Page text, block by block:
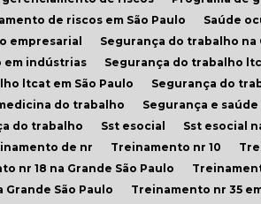
de riscos em São Paulo
Saúde
empresarial
Segurança do trabalho na
em indústrias
Segurança do trabalho
ltcat em São Paulo
Segurança do
do trabalho
Segurança e
do trabalho
Sst esocial Sst esocial
de nr
Treinamento nr 10
nr 18 na Grande São Paulo
Grande São Paulo
Treinamento nr 35